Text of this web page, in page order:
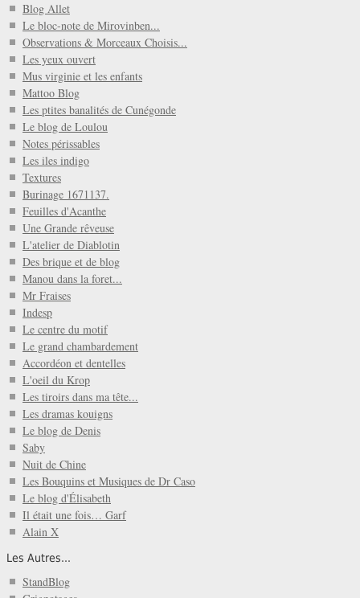
Blog Allet
Le bloc-note de Mirovinben...
Observations & Morceaux Choisis...
Les yeux ouvert
Mus virginie et les enfants
Mattoo Blog
Les ptites banalités de Cunégonde
Le blog de Loulou
Notes périssables
Les iles indigo
Textures
Burinage 1671137.
Feuilles d'Acanthe
Une Grande rêveuse
L'atelier de Diablotin
Des brique et de blog
Manou dans la foret...
Mr Fraises
Indesp
Le centre du motif
Le grand chambardement
Accordéon et dentelles
L'oeil du Krop
Les tiroirs dans ma tête...
Les dramas kouigns
Le blog de Denis
Saby
Nuit de Chine
Les Bouquins et Musiques de Dr Caso
Le blog d'Élisabeth
Il était une fois… Garf
Alain X
Les Autres...
StandBlog